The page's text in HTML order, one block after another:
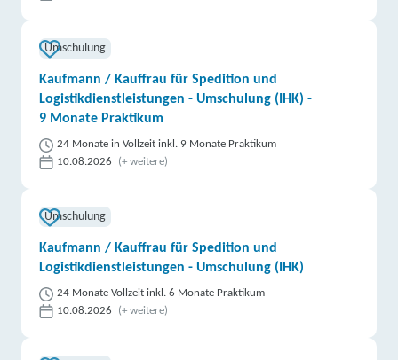
Umschulung
Kaufmann / Kauffrau für Spedition und
Logistikdienstleistungen - Umschulung (IHK) -
9 Monate Praktikum
24 Monate in Vollzeit inkl. 9 Monate Praktikum
10.08.2026
(+ weitere)
Umschulung
Kaufmann / Kauffrau für Spedition und
Logistikdienstleistungen - Umschulung (IHK)
24 Monate Vollzeit inkl. 6 Monate Praktikum
10.08.2026
(+ weitere)